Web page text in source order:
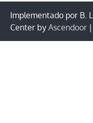
Implementado por B.
Center by Ascendoor